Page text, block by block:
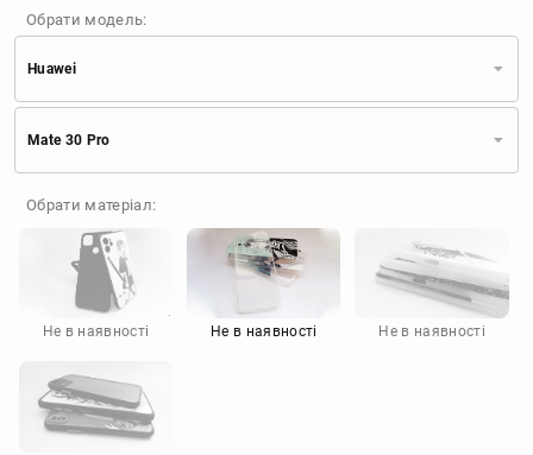
Обрати модель:
Huawei
Apple
Huawei
TECNO
Google
Doogee
Infinix
Motorola
Mate 30 Pro
Обрати матеріал:
Не в наявності Не в наявності Не в наявності